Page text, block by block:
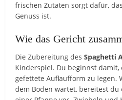
frischen Zutaten sorgt dafür,
Genuss ist.
Wie das Gericht
Die Zubereitung desSpaghetti
Kinderspiel. Du beginnst damit,
gefettete Auflaufform zu legen.
dem Boden wartet, bereitest